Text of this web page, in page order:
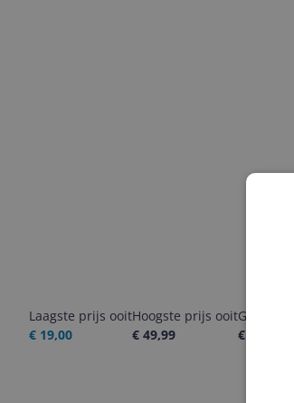
Laagste prijs ooit
€ 19,00
Hoogste prijs ooit
€ 49,99
€ 49,99